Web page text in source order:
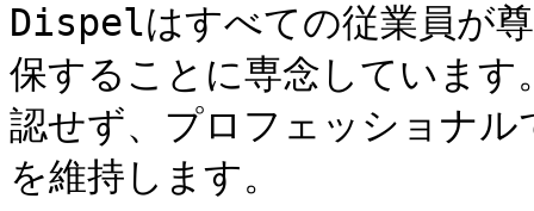
Dispelはすべての従業員が
保することに専念していま
認せず、プロフェッショナル
を維持します。